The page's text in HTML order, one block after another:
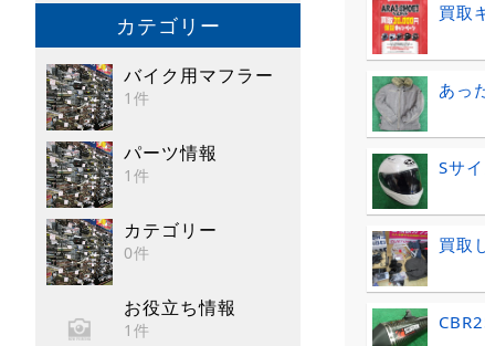
カテゴリー
バイク用マフラー
1件
パーツ情報
1件
カテゴリー
0件
お役立ち情報
1件
買取
あっ
Sサ
買取